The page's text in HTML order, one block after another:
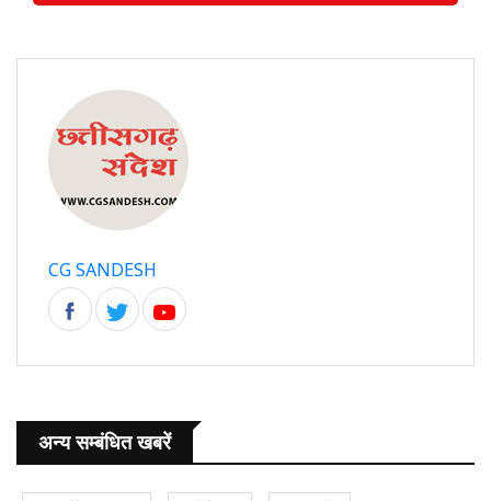
CG SANDESH
अन्य सम्बंधित खबरें